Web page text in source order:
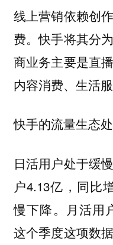
线上营销依赖创
费。快手将其分
商业务主要是直
内容消费、生活
快手的流量生态处
日活用户处于缓
户4.13亿，同比
慢下降。月活用
这个季度这项数